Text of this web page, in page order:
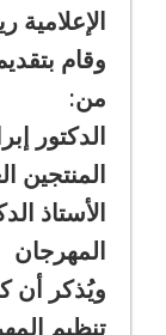
الإعلامية
وقام
من:
الدكتور
المنتجين
الأستاذ
المهرجان
تنظيم